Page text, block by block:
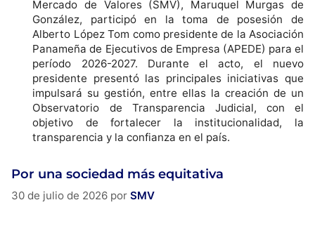
Mercado de Valores (SMV), Maruquel Murgas de
González, participó en la toma de posesión de
Alberto López Tom como presidente de la Asociación
Panameña de Ejecutivos de Empresa (APEDE) para el
período 2026-2027. Durante el acto, el nuevo
presidente presentó las principales iniciativas que
impulsará su gestión, entre ellas la creación de un
Observatorio de Transparencia Judicial, con el
objetivo de fortalecer la institucionalidad, la
transparencia y la confianza en el país.
Por una sociedad más equitativa
30 de julio de 2026 por SMV